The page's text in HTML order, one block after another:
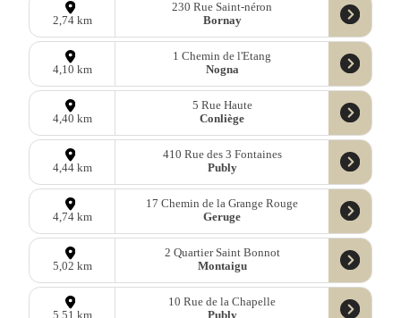
2,74 km
230 Rue Saint-néron
Bornay
4,10 km
1 Chemin de l'Etang
Nogna
4,40 km
5 Rue Haute
Conliège
4,44 km
410 Rue des 3 Fontaines
Publy
4,74 km
17 Chemin de la Grange Rouge
Geruge
5,02 km
2 Quartier Saint Bonnot
Montaigu
10 Rue de la Chapelle
Publy